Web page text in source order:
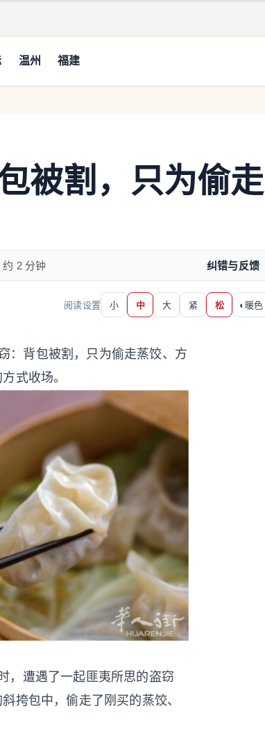
温州 福建
被割，只为偷走
约 2 分钟 纠错与反馈
阅读设置 小 中 大 紧 松 ◐ 暖色
：背包被割，只为偷走蒸饺、方
式收场。
，遭遇了一起匪夷所思的盗窃
挎包中，偷走了刚买的蒸饺、